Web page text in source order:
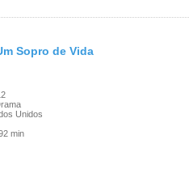
Sopro de Vida
Unidos
min